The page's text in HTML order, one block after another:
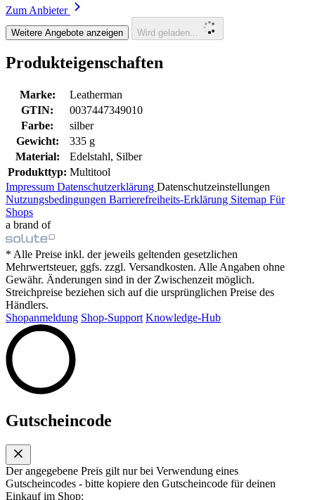
Zum Anbieter
Weitere Angebote anzeigen Wird geladen...
Produkteigenschaften
Marke:
Leatherman
GTIN:
0037447349010
Farbe:
silber
Gewicht:
335 g
Material:
Edelstahl, Silber
Produkttyp: Multitool
Impressum Datenschutzerklärung Datenschutzeinstellungen
Nutzungsbedingungen Barrierefreiheits-Erklärung Sitemap Für
Shops
a brand of
* Alle Preise inkl. der jeweils geltenden gesetzlichen
Mehrwertsteuer, ggfs. zzgl. Versandkosten. Alle Angaben ohne
Gewähr. Änderungen sind in der Zwischenzeit möglich.
Streichpreise beziehen sich auf die ursprünglichen Preise des
Händlers.
Shopanmeldung Shop-Support Knowledge-Hub
Gutscheincode
Der angegebene Preis gilt nur bei Verwendung eines
Gutscheincodes - bitte kopiere den Gutscheincode für deinen
Einkauf im Shop: